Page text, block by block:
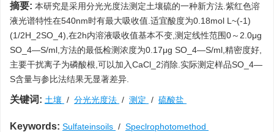
摘要: 本研究是采用分光光度法测定土壤硫的一种新方法.紫红色溶
液光谱特性在540nm时有最大吸收值.适宜酸度为0.18mol L~(-1)
(1/2H_2SO_4),在2h内溶液吸收值基本不变,测定线性范围0～2.0μg
SO_4—S/ml,方法的最低检测浓度为0.17μg SO_4—S/ml,精密度好,
主要干扰离子为磷酸根,可以加入CaCl_2消除.实际测定样品SO_4—
S含量与参比法结果无显著差异.
关键词: 土壤 / 分光光度法 / 测定 / 硫酸盐
Keywords: Sulfateinsoils / Speclrophotomethod